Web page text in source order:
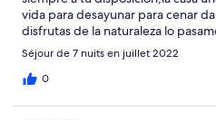
vida para desayunar para cenar
disfrutas de la naturaleza lo
Séjour de 7 nuits en juillet 2022
0